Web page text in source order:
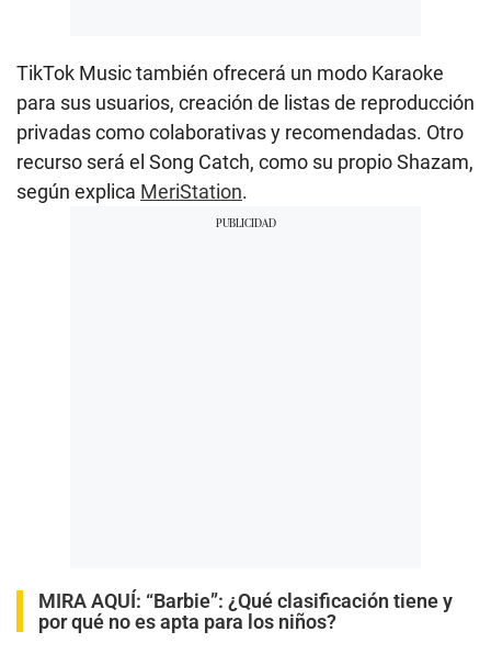
TikTok Music también ofrecerá un modo Karaoke
para sus usuarios, creación de listas de reproducción
privadas como colaborativas y recomendadas. Otro
recurso será el Song Catch, como su propio Shazam,
según explica MeriStation.
MIRA AQUÍ: “Barbie”: ¿Qué clasificación tiene y
por qué no es apta para los niños?